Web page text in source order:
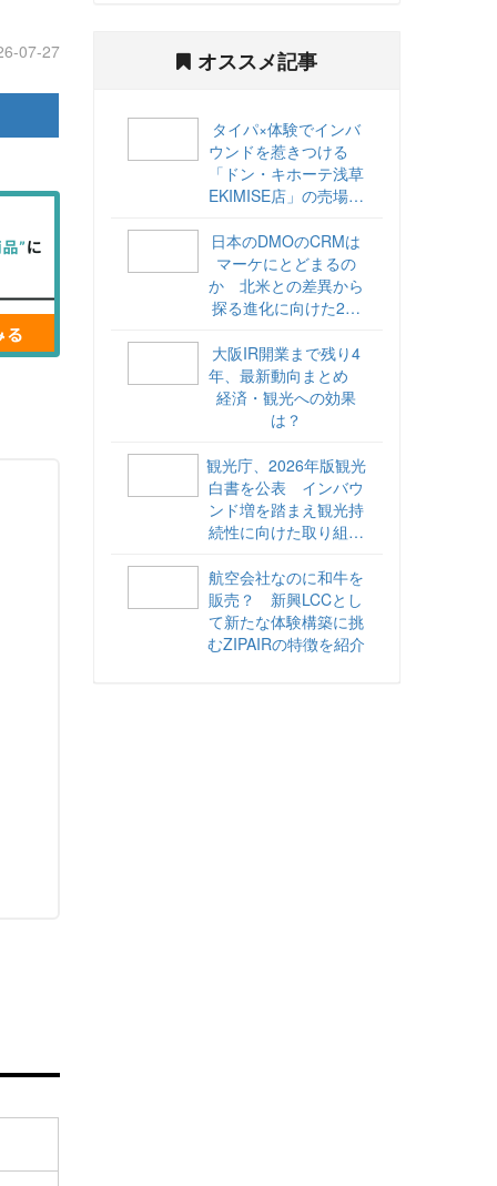
07-27 オススメ記事
タイパ×体験でインバ
ウンドを惹きつける
「ドン・キホーテ浅草
EKIMISE店」の売場づ
日本のDMOのCRMは
マーケにとどまるの
か 北米との差異から
探る進化に向けた2ス
海外DMOのリアル
vol.6】
大阪IR開業まで残り4
年、最新動向まとめ
経済・観光への効果
は？
観光庁、2026年版観光
白書を公表 インバウ
ンド増を踏まえ観光持
続性に向けた取り組み
航空会社なのに和牛を
販売？ 新興LCCとし
て新たな体験構築に挑
むZIPAIRの特徴を紹介